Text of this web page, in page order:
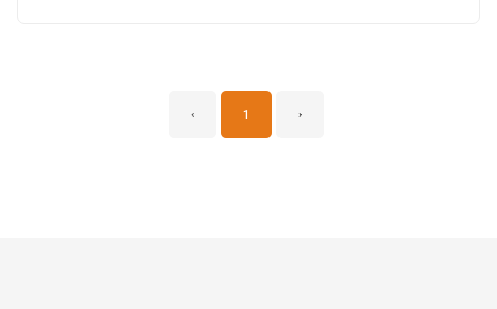
‹ 1 ›